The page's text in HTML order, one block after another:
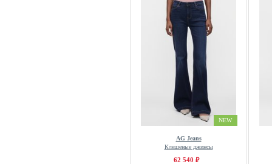
NEW
AG Jeans
Клешеные джинсы
62 540 ₽